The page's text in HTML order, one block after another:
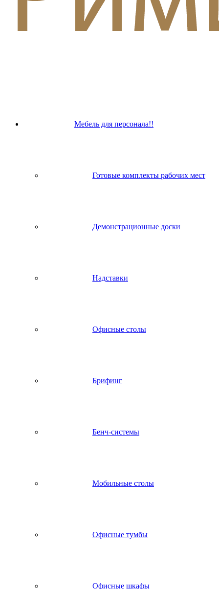
Мебель для персонала!!
Готовые комплекты рабочих мест
Демонстрационные доски
Надставки
Офисные столы
Брифинг
Бенч-системы
Мобильные столы
Офисные тумбы
Офисные шкафы